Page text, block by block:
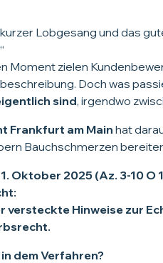
Lobgesang und das
Moment zielen
Doch was
sind, irgendwo
Frankfurt am Main hat
Bauchschmerzen
Oktober 2025 (Az. 3-10
versteckte Hinweise zur
dem Verfahren?